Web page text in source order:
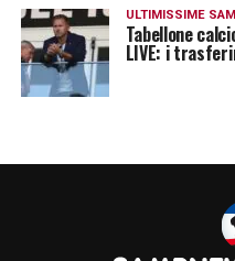
Juventus 34
Fiorentina 34
Inter 32
ULTIMISSIME
Tabellone
LIVE: i